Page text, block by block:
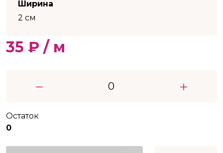
Ширина
2 см
35 ₽ / м
Остаток
0